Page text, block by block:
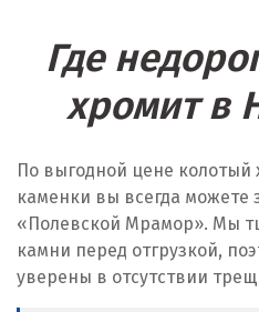
Где
хромит в
По выгодной цене колотый
каменки вы всегда можете
«Полевской Мрамор». Мы
камни перед отгрузкой,
уверены в отсутствии